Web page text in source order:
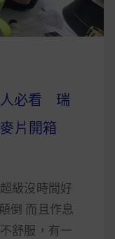
人必看 瑞
片開箱
級沒時間好
倒 而且作息
舒服，有一